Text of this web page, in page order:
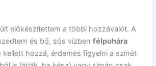
előkészítettem a többi hozzávalót. A
és bő, sós vízbenfélpuhára
kellett hozzá, érdemes figyelni a színét